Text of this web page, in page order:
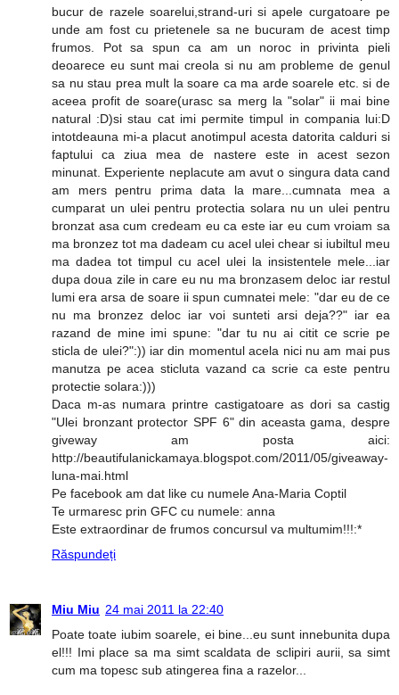
bucur de razele soarelui,strand-uri si apele curgatoare pe
unde am fost cu prietenele sa ne bucuram de acest timp
frumos. Pot sa spun ca am un noroc in privinta pieli
deoarece eu sunt mai creola si nu am probleme de genul
sa nu stau prea mult la soare ca ma arde soarele etc. si de
aceea profit de soare(urasc sa merg la "solar" ii mai bine
natural :D)si stau cat imi permite timpul in compania lui:D
intotdeauna mi-a placut anotimpul acesta datorita calduri si
faptului ca ziua mea de nastere este in acest sezon
minunat. Experiente neplacute am avut o singura data cand
am mers pentru prima data la mare...cumnata mea a
cumparat un ulei pentru protectia solara nu un ulei pentru
bronzat asa cum credeam eu ca este iar eu cum vroiam sa
ma bronzez tot ma dadeam cu acel ulei chear si iubiltul meu
ma dadea tot timpul cu acel ulei la insistentele mele...iar
dupa doua zile in care eu nu ma bronzasem deloc iar restul
lumi era arsa de soare ii spun cumnatei mele: "dar eu de ce
nu ma bronzez deloc iar voi sunteti arsi deja??" iar ea
razand de mine imi spune: "dar tu nu ai citit ce scrie pe
sticla de ulei?":)) iar din momentul acela nici nu am mai pus
manutza pe acea sticluta vazand ca scrie ca este pentru
protectie solara:)))
Daca m-as numara printre castigatoare as dori sa castig
"Ulei bronzant protector SPF 6" din aceasta gama, despre
giveway am posta aici:
http://beautifulanickamaya.blogspot.com/2011/05/giveaway-
luna-mai.html
Pe facebook am dat like cu numele Ana-Maria Coptil
Te urmaresc prin GFC cu numele: anna
Este extraordinar de frumos concursul va multumim!!!:*
Răspundeți
Miu Miu 24 mai 2011 la 22:40
Poate toate iubim soarele, ei bine...eu sunt innebunita dupa
el!!! Imi place sa ma simt scaldata de sclipiri aurii, sa simt
cum ma topesc sub atingerea fina a razelor...